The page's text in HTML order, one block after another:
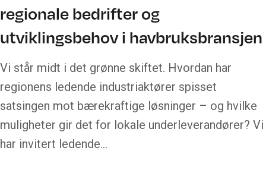
regionale bedrifter og
utviklingsbehov i havbruksbransjen
Vi står midt i det grønne skiftet. Hvordan har
regionens ledende industriaktører spisset
satsingen mot bærekraftige løsninger – og hvilke
muligheter gir det for lokale underleverandører? Vi
har invitert ledende…